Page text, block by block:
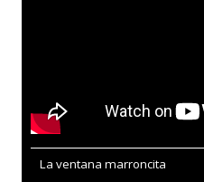
La ventana marroncita